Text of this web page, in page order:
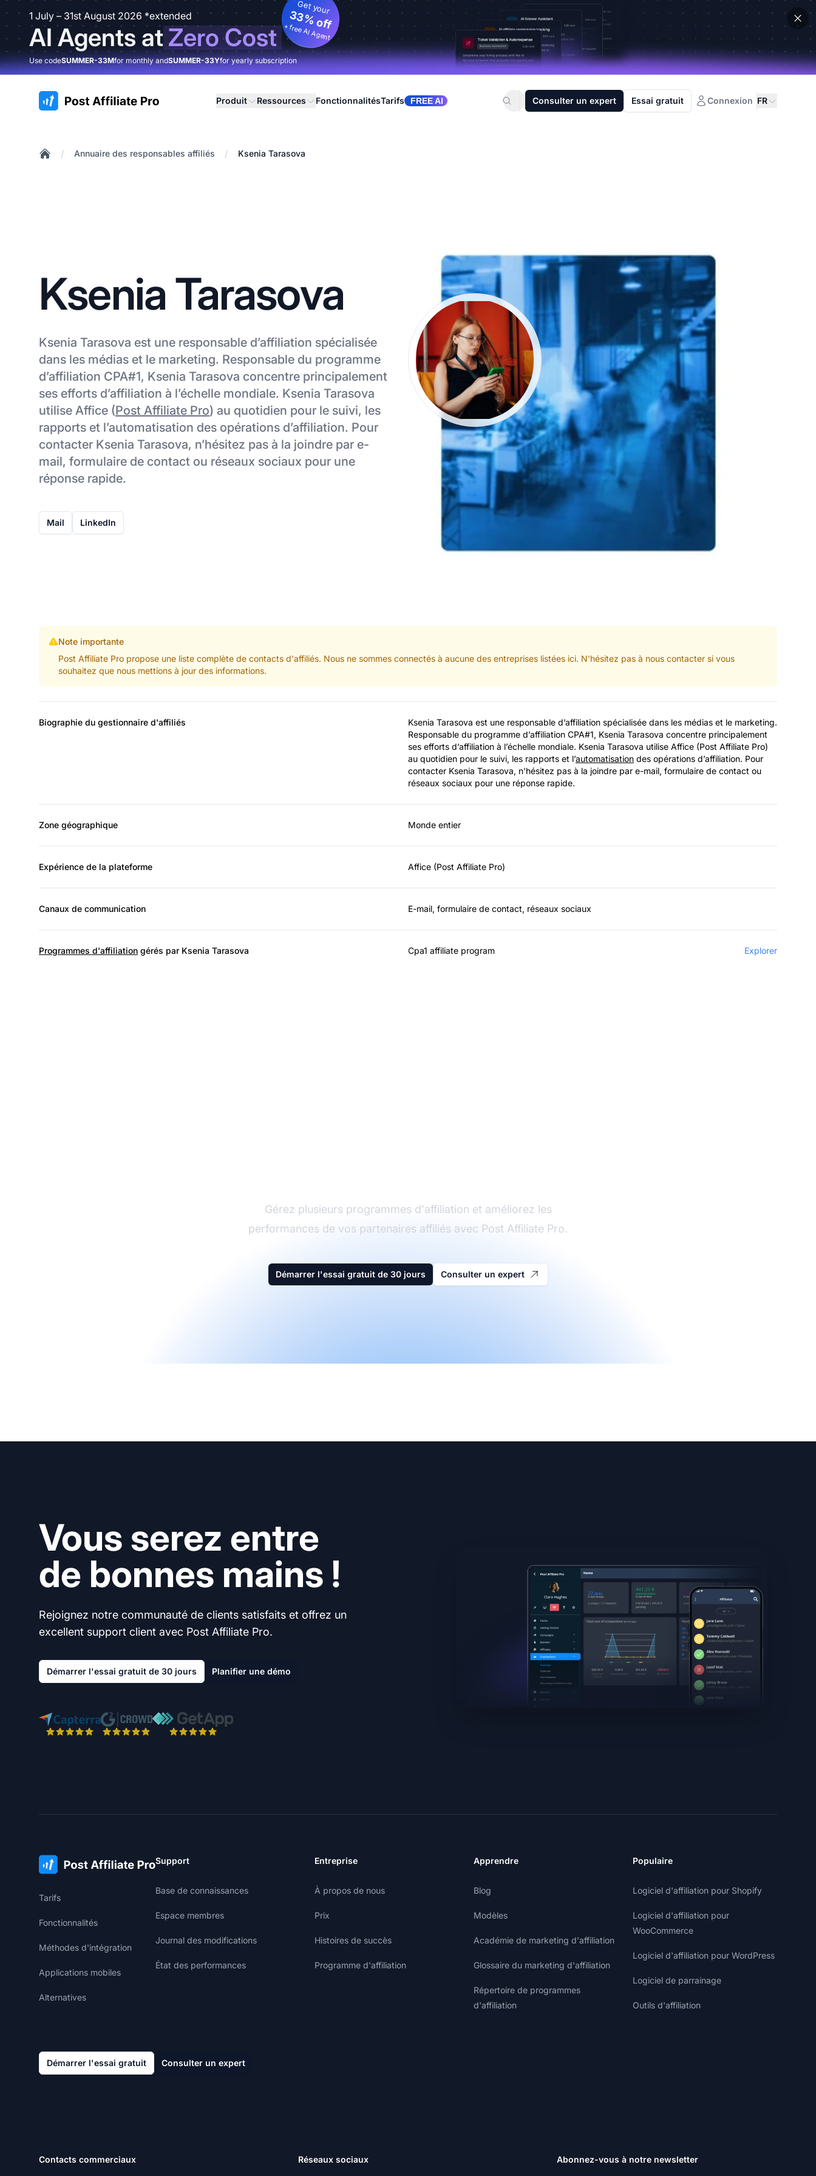
1 July – 31st August 2026 *extended
AI Agents atZero Cost
Get your
33% off
+ free AI Agent
Use codeSUMMER-33Mfor monthly andSUMMER-33Yfor yearly subscription
:site.title Produit Ressources FonctionnalitésTarifs FREE AI Consulter un expert Essai gratuit Connexion FR
/ Annuaire des responsables affiliés / Ksenia Tarasova
Ksenia Tarasova
Ksenia Tarasova est une responsable d’affiliation spécialisée
dans les médias et le marketing. Responsable du programme
d’affiliation CPA#1, Ksenia Tarasova concentre principalement
ses efforts d’affiliation à l’échelle mondiale. Ksenia Tarasova
utilise Affice (Post Affiliate Pro) au quotidien pour le suivi, les
rapports et l’automatisation des opérations d’affiliation. Pour
contacter Ksenia Tarasova, n’hésitez pas à la joindre par e-
mail, formulaire de contact ou réseaux sociaux pour une
réponse rapide.
Mail LinkedIn
Note importante
Post Affiliate Pro propose une liste complète de contacts d'affiliés. Nous ne sommes connectés à aucune des entreprises listées ici. N'hésitez pas à nous contacter si vous
souhaitez que nous mettions à jour des informations.
Biographie du gestionnaire d'affiliés
Ksenia Tarasova est une responsable d’affiliation spécialisée dans les médias et le marketing.
Responsable du programme d’affiliation CPA#1, Ksenia Tarasova concentre principalement
ses efforts d’affiliation à l’échelle mondiale. Ksenia Tarasova utilise Affice (Post Affiliate Pro)
au quotidien pour le suivi, les rapports et l’automatisation des opérations d’affiliation. Pour
contacter Ksenia Tarasova, n’hésitez pas à la joindre par e-mail, formulaire de contact ou
réseaux sociaux pour une réponse rapide.
Zone géographique Monde entier
Expérience de la plateforme Affice (Post Affiliate Pro)
Canaux de communication E-mail, formulaire de contact, réseaux sociaux
Programmes d'affiliation gérés par Ksenia Tarasova Cpa1 affiliate program Explorer
Gérez plusieurs programmes d'affiliation et améliorez les
performances de vos partenaires affiliés avec Post Affiliate Pro.
Démarrer l'essai gratuit de 30 jours Consulter un expert
Vous serez entre
de bonnes mains !
Rejoignez notre communauté de clients satisfaits et offrez un
excellent support client avec Post Affiliate Pro.
Démarrer l'essai gratuit de 30 jours Planifier une démo
Tarifs
Fonctionnalités
Méthodes d'intégration
Applications mobiles
Alternatives
Support
Base de connaissances
Espace membres
Journal des modifications
État des performances
Entreprise
À propos de nous
Prix
Histoires de succès
Programme d'affiliation
Apprendre
Blog
Modèles
Académie de marketing d'affiliation
Glossaire du marketing d'affiliation
Répertoire de programmes
d'affiliation
Populaire
Logiciel d'affiliation pour Shopify
Logiciel d'affiliation pour
WooCommerce
Logiciel d'affiliation pour WordPress
Logiciel de parrainage
Outils d'affiliation
Démarrer l'essai gratuit Consulter un expert
Contacts commerciaux Réseaux sociaux Abonnez-vous à notre newsletter